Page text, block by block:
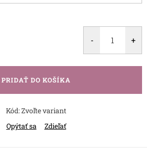
PRIDAŤ DO KOŠÍKA
Kód:Zvoľte variant
Opýtať sa
Zdieľať